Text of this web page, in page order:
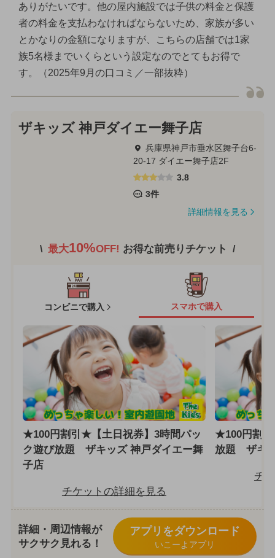
ありがたいです。他の屋内施設では子供の料金と保護
者の料金を支払わなければならないため、家族が多い
とかなりの金額になりますが、こちらの店舗では1家
族5名様までいくらという設定なのでとてもお得で
す。（2025年9月の口コミ／一部抜粋）
ザキッズ 神戸ダイエー舞子店
兵庫県神戸市垂水区舞子台6-
20-17 ダイエー舞子店2F
3.8
3件
詳細情報を見る
最大10%OFF! お得な前売りチケット
コンビニで購入 スマホで購入
★100円割引★【土日祝券】3時間パッ
ク遊び放題 ザキッズ 神戸ダイエー舞
子店
チケットの詳細を見る
★100円割
放題 ザキ
チ
詳細・周辺情報が
サクサク見れる！
アプリをダウンロード
いこーよアプリ